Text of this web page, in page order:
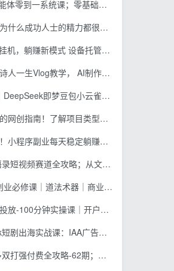
忠余网创《百战奇略》第二法：零基础带你识破赚钱项目共生
基础也能学会自动化实战，从核心概念到Coze工作流搭建完整覆盖
么成功人士的精力都很旺盛？
赚新模式 设备托管运行，解放双手持续变现
AI制作丨伙伴计划丨精选收益丨商单收徒 ，新领域红利期，抓紧做
云雀全工具教学，从账号定位到剪映剪辑，零基础也能快速上手做爆款
解项目类型，才能找到好的项目，才能拿到想要的结果
程序副业每天稳定躺赚200+
略；从文案撰写到声音克隆部署，系统掌握涨粉变现双赢制作技术
｜商业逻辑·小红书流量·AI智能体｜低成本打造个人变现小生意全套教学
开户返点·标准投搭建·莱卡定向，新店建模撬动笔记自然流量全套教学
广告分账×IAP付费变现×账号搭建×平台规则×双轨爆发×回款全流程
；成本推广加托管双剑合璧，系统讲解7种付费玩法优劣势与选择策略